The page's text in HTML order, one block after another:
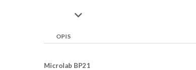

OPIS
Microlab BP21